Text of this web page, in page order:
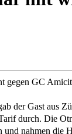
gegen GC
der Gast aus
durch. Die
nahmen die